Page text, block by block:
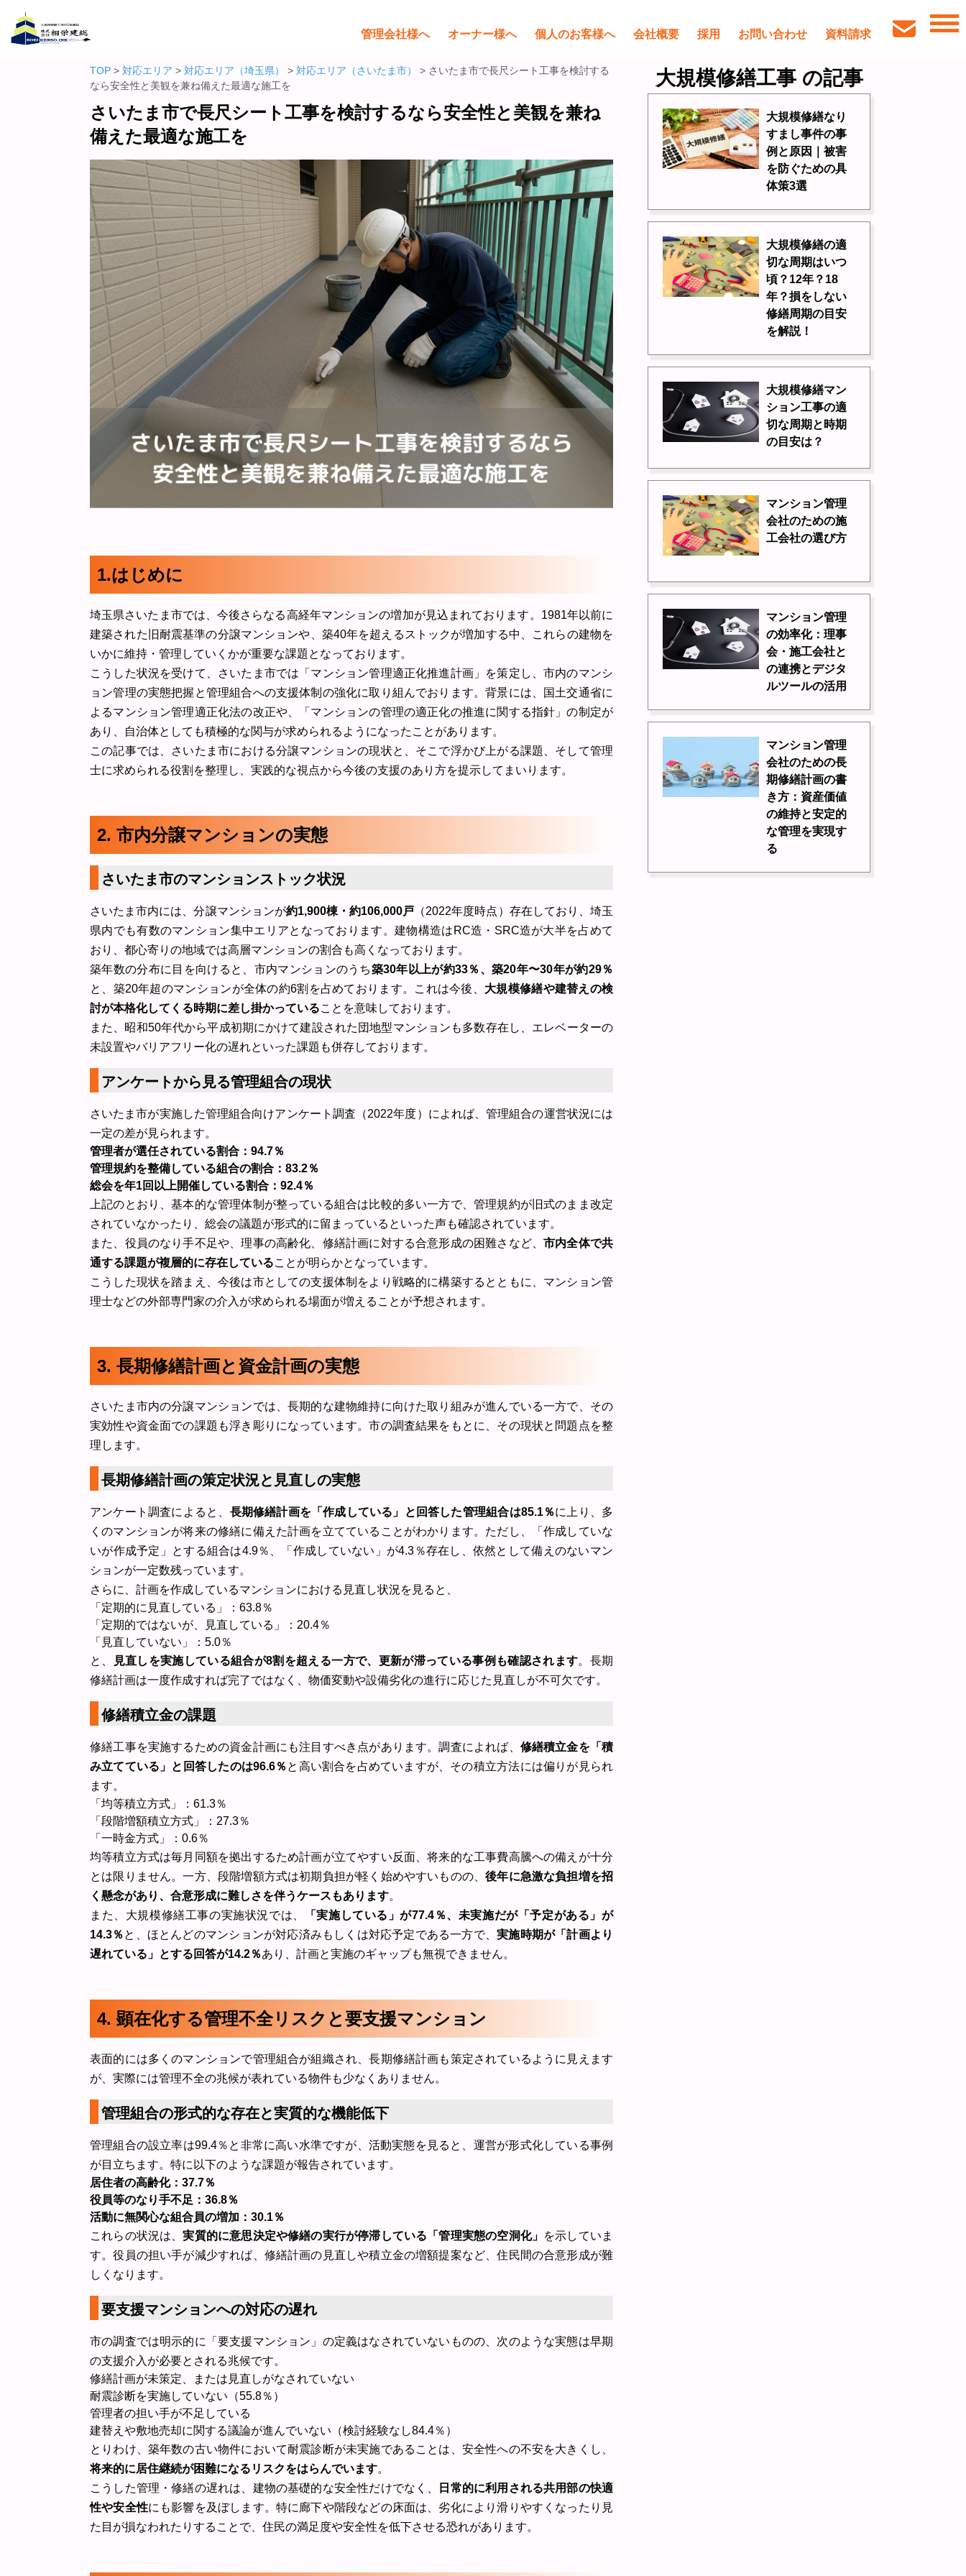
管理会社様へ オーナー様へ 個人のお客様へ 会社概要 採用 お問い合わせ 資料請求
TOP > 対応エリア > 対応エリア（埼玉県） > 対応エリア（さいたま市）
> さいたま市で長尺シート工事を検討する
なら安全性と美観を兼ね備えた最適な施工を
さいたま市で長尺シート工事を検討するなら安全性と美観を兼ね
備えた最適な施工を
1.はじめに
埼玉県さいたま市では、今後さらなる高経年マンションの増加が見込まれております。1981年以前に
建築された旧耐震基準の分譲マンションや、築40年を超えるストックが増加する中、これらの建物を
いかに維持・管理していくかが重要な課題となっております。
こうした状況を受けて、さいたま市では「マンション管理適正化推進計画」を策定し、市内のマンシ
ョン管理の実態把握と管理組合への支援体制の強化に取り組んでおります。背景には、国土交通省に
よるマンション管理適正化法の改正や、「マンションの管理の適正化の推進に関する指針」の制定が
あり、自治体としても積極的な関与が求められるようになったことがあります。
この記事では、さいたま市における分譲マンションの現状と、そこで浮かび上がる課題、そして管理
士に求められる役割を整理し、実践的な視点から今後の支援のあり方を提示してまいります。
2. 市内分譲マンションの実態
さいたま市のマンションストック状況
さいたま市内には、分譲マンションが約1,900棟・約106,000戸 （2022年度時点）存在しており、埼玉
県内でも有数のマンション集中エリアとなっております。建物構造はRC造・SRC造が大半を占めて
おり、都心寄りの地域では高層マンションの割合も高くなっております。
築年数の分布に目を向けると、市内マンションのうち築30年以上が約33％、築20年〜30年が約29％
と、築20年超のマンションが全体の約6割を占めております。これは今後、 大規模修繕や建替えの検
討が本格化してくる時期に差し掛かっていることを意味しております。
また、昭和50年代から平成初期にかけて建設された団地型マンションも多数存在し、エレベーターの
未設置やバリアフリー化の遅れといった課題も併存しております。
アンケートから見る管理組合の現状
さいたま市が実施した管理組合向けアンケート調査（2022年度）によれば、管理組合の運営状況には
一定の差が見られます。
管理者が選任されている割合：94.7％
管理規約を整備している組合の割合：83.2％
総会を年1回以上開催している割合：92.4％
上記のとおり、基本的な管理体制が整っている組合は比較的多い一方で、管理規約が旧式のまま改定
されていなかったり、総会の議題が形式的に留まっているといった声も確認されています。
また、役員のなり手不足や、理事の高齢化、修繕計画に対する合意形成の困難さなど、市内全体で共
通する課題が複層的に存在していることが明らかとなっています。
こうした現状を踏まえ、今後は市としての支援体制をより戦略的に構築するとともに、マンション管
理士などの外部専門家の介入が求められる場面が増えることが予想されます。
3. 長期修繕計画と資金計画の実態
さいたま市内の分譲マンションでは、長期的な建物維持に向けた取り組みが進んでいる一方で、その
実効性や資金面での課題も浮き彫りになっています。市の調査結果をもとに、その現状と問題点を整
理します。
長期修繕計画の策定状況と見直しの実態
アンケート調査によると、 長期修繕計画を「作成している」と回答した管理組合は85.1％に上り、多
くのマンションが将来の修繕に備えた計画を立てていることがわかります。ただし、「作成していな
いが作成予定」とする組合は4.9％、「作成していない」が4.3％存在し、依然として備えのないマン
ションが一定数残っています。
さらに、計画を作成しているマンションにおける見直し状況を見ると、
「定期的に見直している」：63.8％
「定期的ではないが、見直している」：20.4％
「見直していない」：5.0％
と、
見直しを実施している組合が8割を超える一方で、更新が滞っている事例も確認されます。長期
修繕計画は一度作成すれば完了ではなく、物価変動や設備劣化の進行に応じた見直しが不可欠です。
修繕積立金の課題
修繕工事を実施するための資金計画にも注目すべき点があります。調査によれば、 修繕積立金を「積
み立てている」と回答したのは96.6％ と高い割合を占めていますが、その積立方法には偏りが見られ
ます。
「均等積立方式」：61.3％
「段階増額積立方式」：27.3％
「一時金方式」：0.6％
均等積立方式は毎月同額を拠出するため計画が立てやすい反面、将来的な工事費高騰への備えが十分
とは限りません。一方、段階増額方式は初期負担が軽く始めやすいものの、後年に急激な負担増を招
く懸念があり、合意形成に難しさを伴うケースもあります。
また、大規模修繕工事の実施状況では、
「実施している」が77.4％、未実施だが「予定がある」が
14.3％ と、ほとんどのマンションが対応済みもしくは対応予定である一方で、実施時期が「計画より
遅れている」とする回答が14.2％あり、計画と実施のギャップも無視できません。
4. 顕在化する管理不全リスクと要支援マンション
表面的には多くのマンションで管理組合が組織され、長期修繕計画も策定されているように見えます
が、実際には管理不全の兆候が表れている物件も少なくありません。
管理組合の形式的な存在と実質的な機能低下
管理組合の設立率は99.4％と非常に高い水準ですが、活動実態を見ると、運営が形式化している事例
が目立ちます。特に以下のような課題が報告されています。
居住者の高齢化：37.7％
役員等のなり手不足：36.8％
活動に無関心な組合員の増加：30.1％
これらの状況は、実質的に意思決定や修繕の実行が停滞している「管理実態の空洞化」 を示していま
す。役員の担い手が減少すれば、修繕計画の見直しや積立金の増額提案など、住民間の合意形成が難
しくなります。
要支援マンションへの対応の遅れ
市の調査では明示的に「要支援マンション」の定義はなされていないものの、次のような実態は早期
の支援介入が必要とされる兆候です。
修繕計画が未策定、または見直しがなされていない
耐震診断を実施していない（55.8％）
管理者の担い手が不足している
建替えや敷地売却に関する議論が進んでいない（検討経験なし84.4％）
とりわけ、築年数の古い物件において耐震診断が未実施であることは、安全性への不安を大きくし、
将来的に居住継続が困難になるリスクをはらんでいます。
こうした管理・修繕の遅れは、建物の基礎的な安全性だけでなく、
日常的に利用される共用部の快適
性や安全性にも影響を及ぼします。特に廊下や階段などの床面は、劣化により滑りやすくなったり見
た目が損なわれたりすることで、住民の満足度や安全性を低下させる恐れがあります。
大規模修繕工事 の記事
大規模修繕なり
すまし事件の事
例と原因｜被害
を防ぐための具
体策3選
大規模修繕の適
切な周期はいつ
頃？12年？18
年？損をしない
修繕周期の目安
を解説！
大規模修繕マン
ション工事の適
切な周期と時期
の目安は？
マンション管理
会社のための施
工会社の選び方
マンション管理
の効率化：理事
会・施工会社と
の連携とデジタ
ルツールの活用
マンション管理
会社のための長
期修繕計画の書
き方：資産価値
の維持と安定的
な管理を実現す
る